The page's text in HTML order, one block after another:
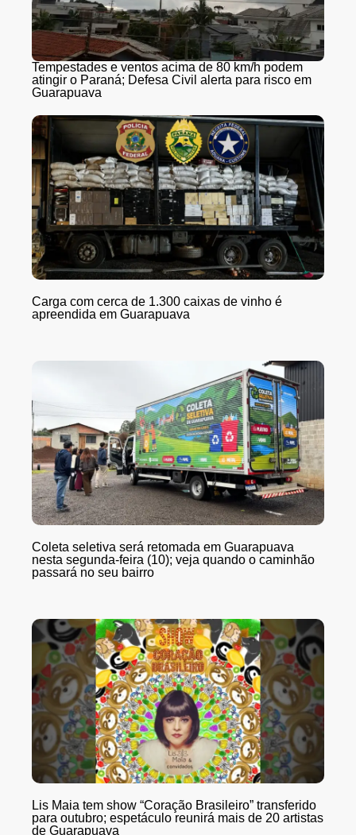
Tempestades e ventos acima de 80 km/h podem
atingir o Paraná; Defesa Civil alerta para risco em
Guarapuava
Carga com cerca de 1.300 caixas de vinho é
apreendida em Guarapuava
Coleta seletiva será retomada em Guarapuava
nesta segunda-feira (10); veja quando o caminhão
passará no seu bairro
Lis Maia tem show “Coração Brasileiro” transferido
para outubro; espetáculo reunirá mais de 20 artistas
de Guarapuava